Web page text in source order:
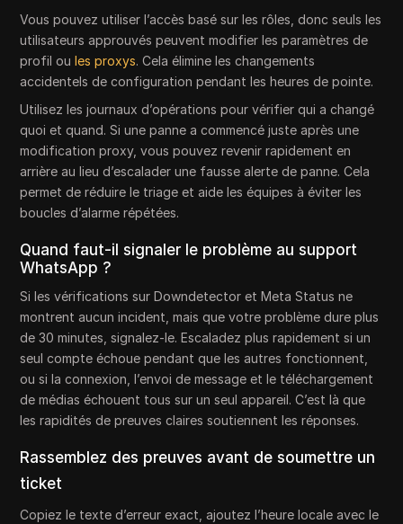
Vous pouvez utiliser l’accès basé sur les rôles, donc seuls les
utilisateurs approuvés peuvent modifier les paramètres de
profil oules proxys. Cela élimine les changements
accidentels de configuration pendant les heures de pointe.
Utilisez les journaux d’opérations pour vérifier qui a changé
quoi et quand. Si une panne a commencé juste après une
modification proxy, vous pouvez revenir rapidement en
arrière au lieu d’escalader une fausse alerte de panne. Cela
permet de réduire le triage et aide les équipes à éviter les
boucles d’alarme répétées.
Quand faut-il signaler le problème au support
WhatsApp ?
Si les vérifications sur Downdetector et Meta Status ne
montrent aucun incident, mais que votre problème dure plus
de 30 minutes, signalez-le. Escaladez plus rapidement si un
seul compte échoue pendant que les autres fonctionnent,
ou si la connexion, l’envoi de message et le téléchargement
de médias échouent tous sur un seul appareil. C’est là que
les rapidités de preuves claires soutiennent les réponses.
Rassemblez des preuves avant de soumettre un
ticket
Copiez le texte d’erreur exact, ajoutez l’heure locale avec le